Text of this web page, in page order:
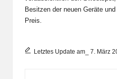
Besitzen der neuen Geräte
Preis.
Letztes Update am_ 7. März